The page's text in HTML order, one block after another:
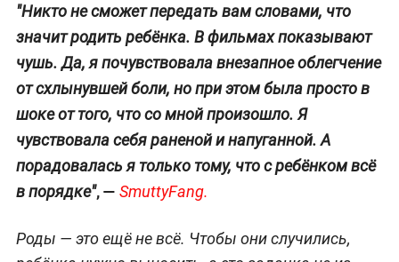
"Никто не сможет передать вам словами, что
значит родить ребёнка. В фильмах показывают
чушь. Да, я почувствовала внезапное облегчение
от схлынувшей боли, но при этом была просто в
шоке от того, что со мной произошло. Я
чувствовала себя раненой и напуганной. А
порадовалась я только тому, что с ребёнком всё
в порядке", — SmuttyFang.
Роды — это ещё не всё. Чтобы они случились,